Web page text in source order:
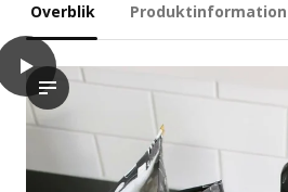
Overblik Produktinformation
play
Videoen viser et nærbillede af en
FLADDRIG Frokosttaske, mønstret